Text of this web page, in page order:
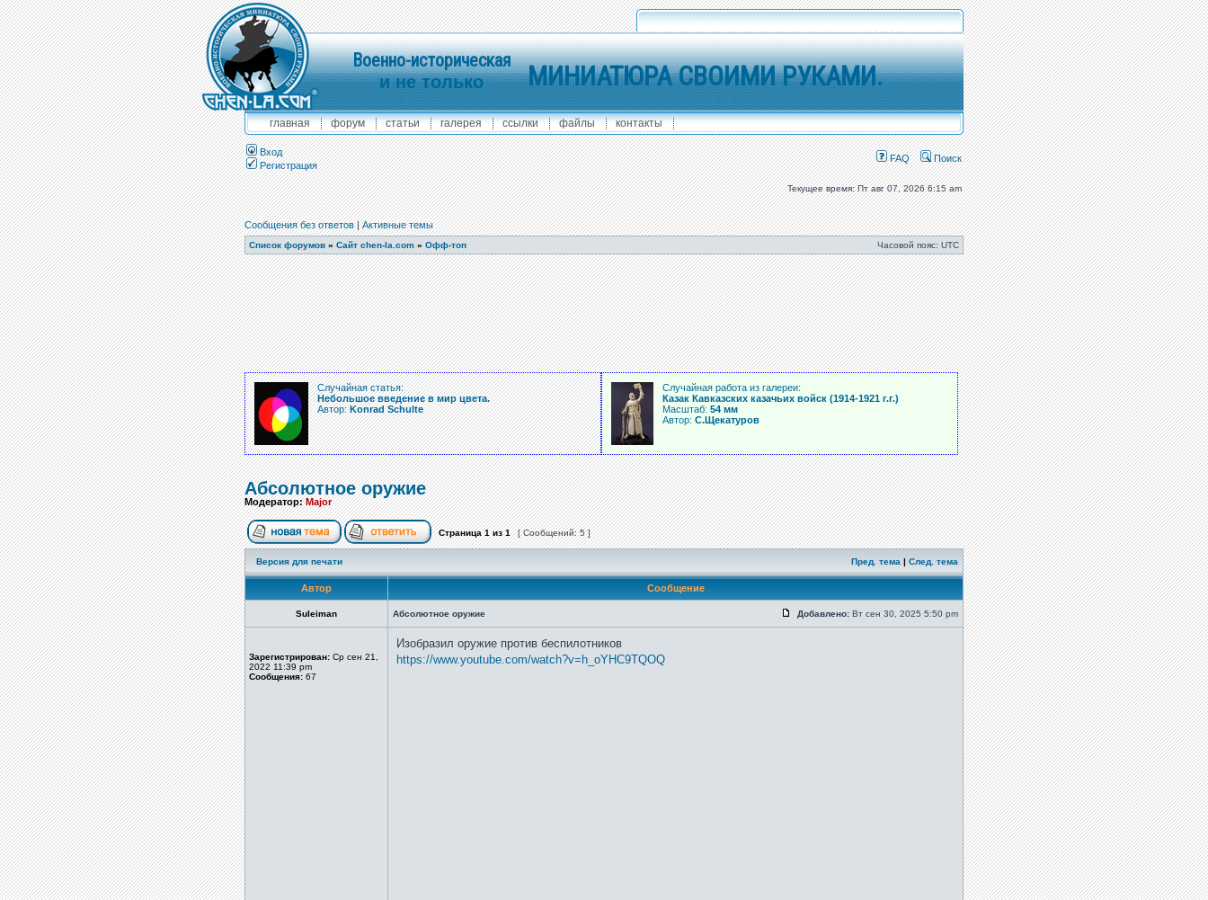
Военно-историческая
и не только МИНИАТЮРА СВОИМИ РУКАМИ.
главная форум статьи галерея ссылки файлы контакты
Вход
Регистрация
FAQ Поиск
Текущее время: Пт авг 07, 2026 6:15 am
Сообщения без ответов|Активные темы
Список форумов » Сайт chen-la.com » Офф-топ Часовой пояс: UTC
Случайная статья:
Небольшое введение в мир цвета.
Автор:Konrad Schulte
Случайная работа из галереи:
Казак Кавказских казачьих войск (1914-1921 г.г.)
Масштаб: 54 мм
Автор: С.Щекатуров
Абсолютное оружие
Модератор:Major
Страница1из1 [ Сообщений: 5 ]
Версия для печати Пред. тема | След. тема
Автор Сообщение
Suleiman Абсолютное оружие Добавлено: Вт сен 30, 2025 5:50 pm
Зарегистрирован: Ср сен 21,
2022 11:39 pm
Сообщения: 67
Изобразил оружие против беспилотников
https://www.youtube.com/watch?v=h_oYHC9TQOQ